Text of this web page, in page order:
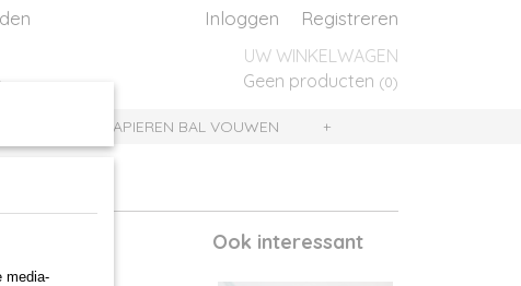
Inloggen Registreren
UW WINKELWAGEN
Geen producten (0)
PAPIEREN BAL VOUWEN +
Ook interessant
media-